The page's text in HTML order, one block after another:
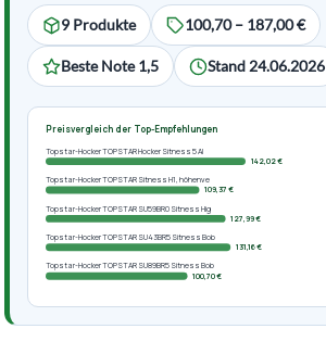
9 Produkte 100,70 – 187,00 €
Beste Note 1,5 Stand 24.06.2026
Preisvergleich der Top-Empfehlungen
Topstar-Hocker TOPSTAR Hocker Sitness 5 Al
142,02 €
Topstar-Hocker TOPSTAR Sitness H1, höhenve
109,37 €
Topstar-Hocker TOPSTAR SU59BR0 Sitness Hig
127,99 €
Topstar-Hocker TOPSTAR SU43BR5 Sitness Bob
131,16 €
Topstar-Hocker TOPSTAR SU89BR5 Sitness Bob
100,70 €